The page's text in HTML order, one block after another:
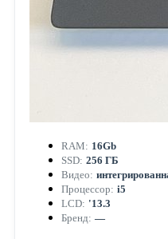
RAM: 16Gb
SSD: 256 ГБ
Видео:
Процессор: i5
LCD: '13.3
Бренд: —